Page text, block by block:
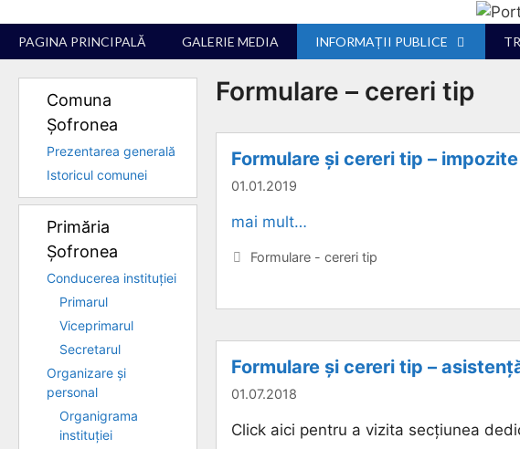
conținut
PAGINA PRINCIPALĂ GALERIE MEDIA INFORMAȚII PUBLICE
Formulare – cereri tip
Formulare și cereri tip –
01.01.2019
mai mult…
Categorii
Formulare - cereri tip
Formulare și cereri tip –
01.07.2018
Click aici pentru a vizita secțiunea
Comuna
Șofronea
Prezentarea generală
Istoricul comunei
Primăria
Șofronea
Conducerea instituției
Primarul
Viceprimarul
Secretarul
Organizare și
personal
Organigrama
instituției